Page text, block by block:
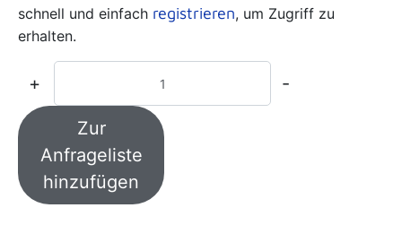
schnell und einfach registrieren, um Zugriff zu
erhalten.
+ -
Zur
Anfrageliste
hinzufügen